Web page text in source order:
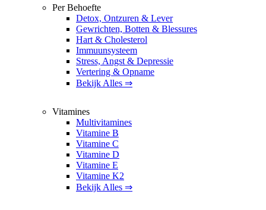
Per Behoefte
Detox, Ontzuren & Lever
Gewrichten, Botten & Blessures
Hart & Cholesterol
Immuunsysteem
Stress, Angst & Depressie
Vertering & Opname
Bekijk Alles ⇒
Vitamines
Multivitamines
Vitamine B
Vitamine C
Vitamine D
Vitamine E
Vitamine K2
Bekijk Alles ⇒